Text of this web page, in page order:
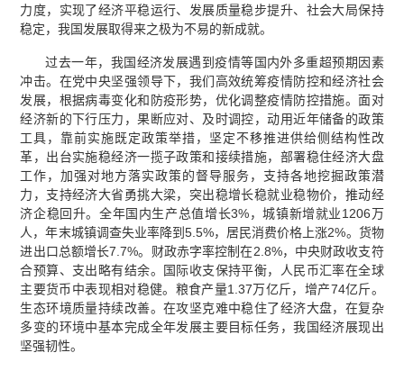
力度，实现了经济平稳运行、发展质量稳步提升、社会大局保持
稳定，我国发展取得来之极为不易的新成就。
过去一年，我国经济发展遇到疫情等国内外多重超预期因素
冲击。在党中央坚强领导下，我们高效统筹疫情防控和经济社会
发展，根据病毒变化和防疫形势，优化调整疫情防控措施。面对
经济新的下行压力，果断应对、及时调控，动用近年储备的政策
工具，靠前实施既定政策举措，坚定不移推进供给侧结构性改
革，出台实施稳经济一揽子政策和接续措施，部署稳住经济大盘
工作，加强对地方落实政策的督导服务，支持各地挖掘政策潜
力，支持经济大省勇挑大梁，突出稳增长稳就业稳物价，推动经
济企稳回升。全年国内生产总值增长3%，城镇新增就业1206万
人，年末城镇调查失业率降到5.5%，居民消费价格上涨2%。货物
进出口总额增长7.7%。财政赤字率控制在2.8%，中央财政收支符
合预算、支出略有结余。国际收支保持平衡，人民币汇率在全球
主要货币中表现相对稳健。粮食产量1.37万亿斤，增产74亿斤。
生态环境质量持续改善。在攻坚克难中稳住了经济大盘，在复杂
多变的环境中基本完成全年发展主要目标任务，我国经济展现出
坚强韧性。